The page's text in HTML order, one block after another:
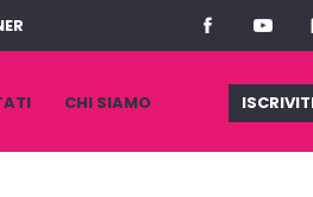
CHI SIAMO